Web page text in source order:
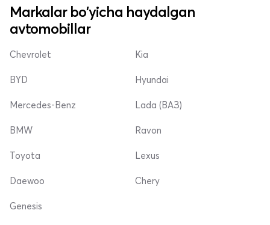
Markalar bo'yicha haydalgan
avtomobillar
Chevrolet
BYD
Mercedes-Benz
Kia
Hyundai
Lada (ВАЗ)
BMW
Toyota
Daewoo
Ravon
Lexus
Chery
Genesis